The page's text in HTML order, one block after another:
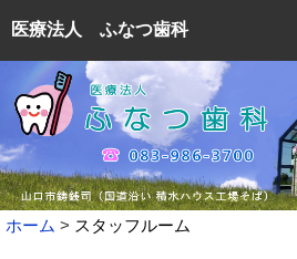
医療法人 ふなつ歯科
ホーム スタッフルーム